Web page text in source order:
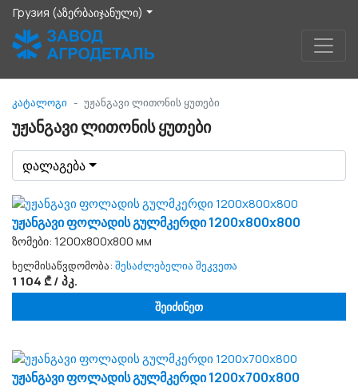
Грузия (აზერბაიჯანული)
კატალოგი უჟანგავი ლითონის ყუთები
უჟანგავი ლითონის ყუთები
დალაგება
უჟანგავი ფოლადის გულმკერდი 1200x800x800
ზომები: 1200х800х800 мм
ხელმისაწვდომობა: შესაძლებელია შეკვეთა
1 104 ₾ / პკ.
შეიძინეთ
უჟანგავი ფოლადის გულმკერდი 1200x700x800